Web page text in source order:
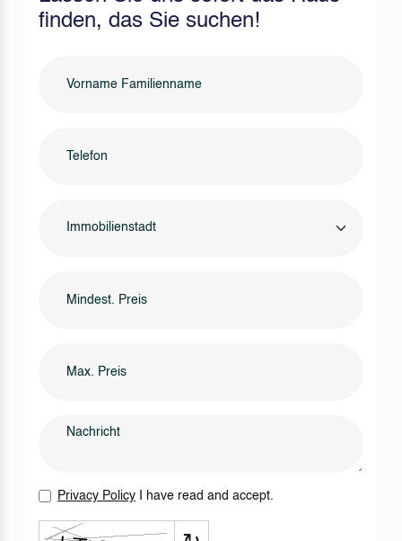
finden, das Sie suchen!
Immobilienstadt
Privacy Policy I have read and accept.